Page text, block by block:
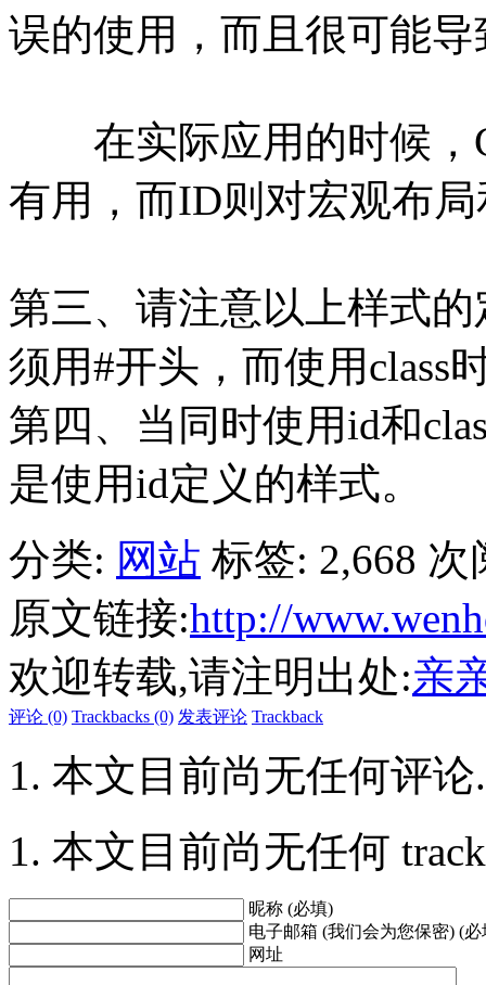
误的使用，而且很可能
在实际应用的时候，
有用，而ID则对宏观布
第三、请注意以上样式
须用#开头，而使用class
第四、当同时使用id和
是使用id定义的样式。
分类: 网站 标签: 2,668 次
原文链接:http://
欢迎转载,请注明出处:亲
评论 (0) Trackbacks (0) 发表评论 Trackback
本文目前尚无任何评论.
本文目前尚无任何
昵称 (必填)
电子邮箱 (我们会为您保密) (必
网址